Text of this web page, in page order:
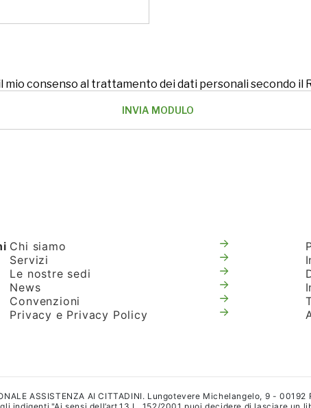
mio consenso al trattamento dei dati personali secondo il
Chi siamo
Servizi
Le nostre sedi
News
Convenzioni
Privacy e Privacy Policy
ASSISTENZA AI CITTADINI. Lungotevere Michelangelo, 9 - 00192